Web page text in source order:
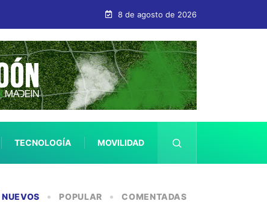
difusión de la riqueza gastronómica cántabra
8 de agosto de 2026
TECNOLOGÍA MOVILIDAD
NUEVOS POPULAR COMENTADAS